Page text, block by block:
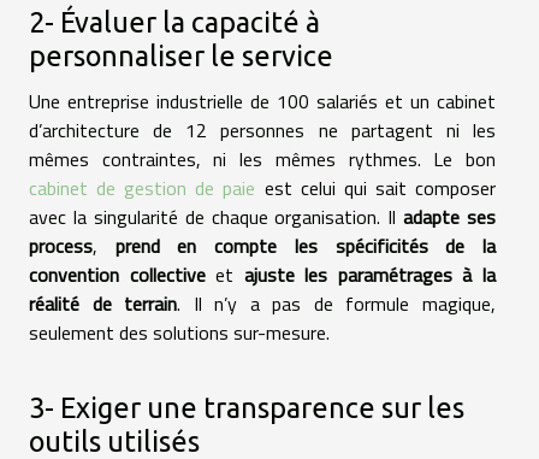
2- Évaluer la capacité à
personnaliser le service
Une entreprise industrielle de 100 salariés et un cabinet
d’architecture de 12 personnes ne partagent ni les
mêmes contraintes, ni les mêmes rythmes. Le bon
cabinet de gestion de paie est celui qui sait composer
avec la singularité de chaque organisation. Iladapte ses
process, prend en compte les spécificités de la
convention collectiveet ajuste les paramétrages à la
réalité de terrain. Il n’y a pas de formule magique,
seulement des solutions sur-mesure.
3- Exiger une transparence sur les
outils utilisés